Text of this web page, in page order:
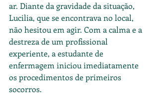
ar. Diante da gravidade da situação,
Lucilia, que se encontrava no local,
não hesitou em agir. Com a calma e a
destreza de um profissional
experiente, a estudante de
enfermagem iniciou imediatamente
os procedimentos de primeiros
socorros.